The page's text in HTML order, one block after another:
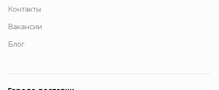
Контакты
Вакансии
Блог